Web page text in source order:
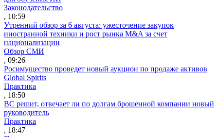
Законодательство
, 10:59
Утренний обзор за 6 августа: ужесточение закупок
иностранной техники и рост рынка M&A за счет
национализации
Обзор СМИ
, 09:26
Росимущество проведет новый аукцион по продаже активов
Global Spirits
Практика
, 18:50
ВС решит, отвечает ли по долгам брошенной компании новый
руководитель
Практика
, 18:47